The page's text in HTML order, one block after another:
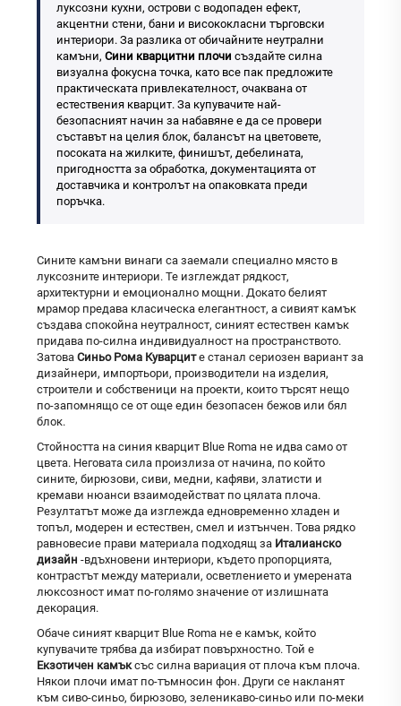
луксозни кухни, острови с водопаден ефект,
акцентни стени, бани и висококласни търговски
интериори. За разлика от обичайните неутрални
камъни, Сини кварцитни плочи създайте силна
визуална фокусна точка, като все пак предложите
практическата привлекателност, очаквана от
естествения кварцит. За купувачите най-
безопасният начин за набавяне е да се провери
съставът на целия блок, балансът на цветовете,
посоката на жилките, финишът, дебелината,
пригодността за обработка, документацията от
доставчика и контролът на опаковката преди
поръчка.
Сините камъни винаги са заемали специално място в
луксозните интериори. Те изглеждат рядкост,
архитектурни и емоционално мощни. Докато белият
мрамор предава класическа елегантност, а сивият камък
създава спокойна неутралност, синият естествен камък
придава по-силна индивидуалност на пространството.
Затова Синьо Рома Куварците станал сериозен вариант за
дизайнери, импортьори, производители на изделия,
строители и собственици на проекти, които търсят нещо
по-запомнящо се от още един безопасен бежов или бял
блок.
Стойността на синия кварцит Blue Roma не идва само от
цвета. Неговата сила произлиза от начина, по който
сините, бирюзови, сиви, медни, кафяви, златисти и
кремави нюанси взаимодействат по цялата плоча.
Резултатът може да изглежда едновременно хладен и
топъл, модерен и естествен, смел и изтънчен. Това рядко
равновесие прави материала подходящ за Италианско
дизайн -вдъхновени интериори, където пропорцията,
контрастът между материали, осветлението и умерената
люксозност имат по-голямо значение от излишната
декорация.
Обаче синият кварцит Blue Roma не е камък, който
купувачите трябва да избират повърхностно. Той е
Екзотичен камъксъс силна вариация от плоча към плоча.
Някои плочи имат по-тъмносин фон. Други се накланят
към сиво-синьо, бирюзово, зеленикаво-синьо или по-меки